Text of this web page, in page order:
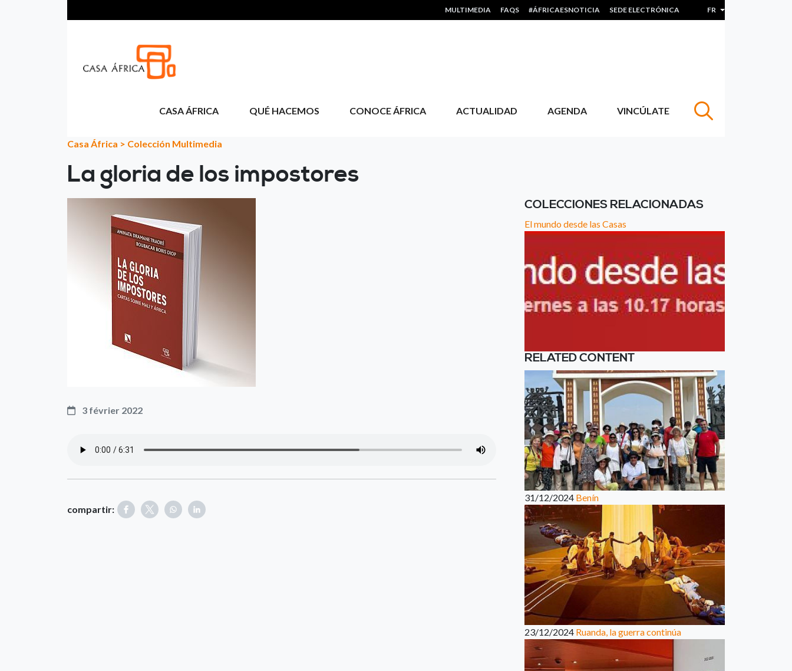
HEADER MENU
MULTIMEDIA FAQS #ÁFRICAESNOTICIA SEDE ELECTRÓNICA FR Lister les actions
CASA ÁFRICA QUÉ HACEMOS CONOCE ÁFRICA ACTUALIDAD AGENDA VINCÚLATE
Casa África > Colección Multimedia
La gloria de los impostores
3 février 2022
compartir:
COLECCIONES RELACIONADAS
El mundo desde las Casas
RELATED CONTENT
31/12/2024 Benín
23/12/2024 Ruanda, la guerra continúa